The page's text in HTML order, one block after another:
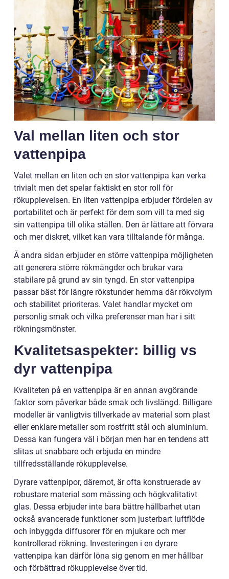
Val mellan liten och stor
vattenpipa
Valet mellan en liten och en stor vattenpipa kan verka
trivialt men det spelar faktiskt en stor roll för
rökupplevelsen. En liten vattenpipa erbjuder fördelen av
portabilitet och är perfekt för dem som vill ta med sig
sin vattenpipa till olika ställen. Den är lättare att förvara
och mer diskret, vilket kan vara tilltalande för många.
Å andra sidan erbjuder en större vattenpipa möjligheten
att generera större rökmängder och brukar vara
stabilare på grund av sin tyngd. En stor vattenpipa
passar bäst för längre rökstunder hemma där rökvolym
och stabilitet prioriteras. Valet handlar mycket om
personlig smak och vilka preferenser man har i sitt
rökningsmönster.
Kvalitetsaspekter: billig vs
dyr vattenpipa
Kvaliteten på en vattenpipa är en annan avgörande
faktor som påverkar både smak och livslängd. Billigare
modeller är vanligtvis tillverkade av material som plast
eller enklare metaller som rostfritt stål och aluminium.
Dessa kan fungera väl i början men har en tendens att
slitas ut snabbare och erbjuda en mindre
tillfredsställande rökupplevelse.
Dyrare vattenpipor, däremot, är ofta konstruerade av
robustare material som mässing och högkvalitativt
glas. Dessa erbjuder inte bara bättre hållbarhet utan
också avancerade funktioner som justerbart luftflöde
och inbyggda diffusorer för en mjukare och mer
kontrollerad rökning. Investeringen i en dyrare
vattenpipa kan därför löna sig genom en mer hållbar
och förbättrad rökupplevelse över tid.